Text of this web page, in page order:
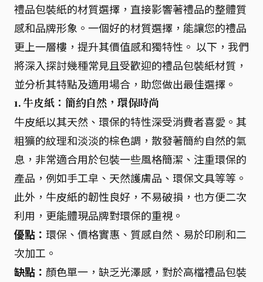
禮品包裝紙的材質選擇，直接影響著禮品的整體質
感和品牌形象。一個好的材質選擇，能讓您的禮品
更上一層樓，提升其價值感和獨特性。 以下，我們
將深入探討幾種常見且受歡迎的禮品包裝紙材質，
並分析其特點及適用場合，助您做出最佳選擇。
1. 牛皮紙：簡約自然，環保時尚
牛皮紙以其天然、環保的特性深受消費者喜愛。其
粗獷的紋理和淡淡的棕色調，散發著簡約自然的氣
息，非常適合用於包裝一些風格簡潔、注重環保的
產品，例如手工皁、天然護膚品、環保文具等等。
此外，牛皮紙的韌性良好，不易破損，也方便二次
利用，更能體現品牌對環保的重視。
優點： 環保、價格實惠、質感自然、易於印刷和二
次加工。
缺點： 顏色單一，缺乏光澤感，對於高檔禮品包裝